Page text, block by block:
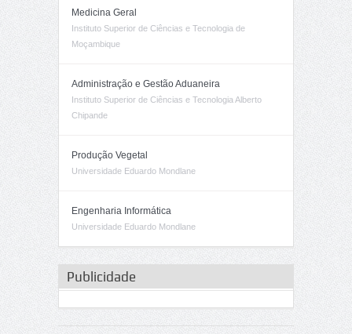
Medicina Geral
Instituto Superior de Ciências e Tecnologia de
Moçambique
Administração e Gestão Aduaneira
Instituto Superior de Ciências e Tecnologia Alberto
Chipande
Produção Vegetal
Universidade Eduardo Mondlane
Engenharia Informática
Universidade Eduardo Mondlane
Publicidade